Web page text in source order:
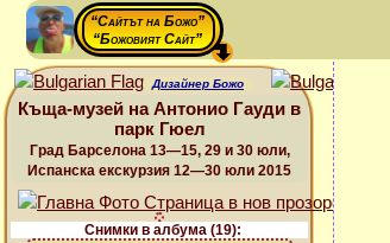
“Сайтът на Божо”
“Божовият Сайт”
Дизайнер Божо
Къща-музей на Антонио Гауди в
парк Гюел
Град Барселона 13—15, 29 и 30 юли,
Испанска екскурзия 12—30 юли 2015
Снимки в албума (19):